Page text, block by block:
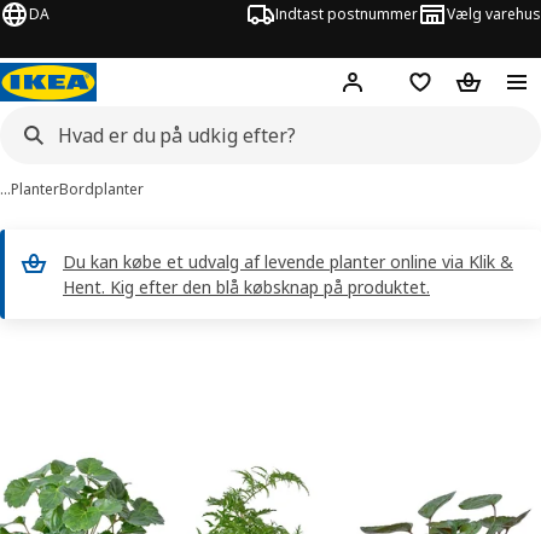
DA Indtast postnummer Vælg varehus
Hej! Log ind her
Huskeliste
Kurv
…PlanterBordplanter
Du kan købe et udvalg af levende planter online via Klik &
Hent. Kig efter den blå købsknap på produktet.